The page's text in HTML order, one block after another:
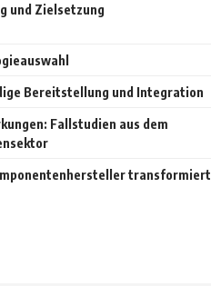
und Zielsetzung
Bereitstellung und Integration
Fallstudien aus dem
transformiert